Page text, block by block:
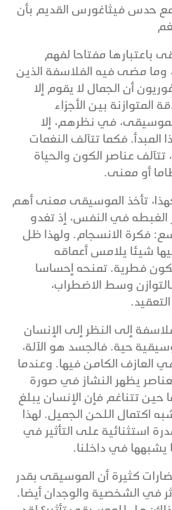
فيثاغورس القديم بأن
باعتبارها مفتاحا لفهم
وما مضى فيه الفلاسفة الذين
أن الجمال لا يقوم إلا
المتوازنة بين الأجزاء
في نظرهم، إلا
المبدأ. فكما تتآلف النغمات
تتآلف عناصر الكون والحياة
أو معنى.
تأخذ الموسيقى معنى أهم
الغبطه في النفس، إذ تغدو
فكرة الانسجام. ولهذا ظل
شيئا يلامس أعماقه
فطرية. تمنحه إحساسا
وسط الاضطراب،
إلى النظر إلى الإنسان
حية. فالجسد هو الآلة،
العازف الكامن فيها. وعندما
يظهر النشاز في صورة
تتناغم فإن الإنسان يبلغ
اكتمال اللحن الجميل. لهذا
استثنائية على التأثير في
يشبهها في داخلنا.
كثيرة أن الموسيقى بقدر
في الشخصية والوجدان أيضا.